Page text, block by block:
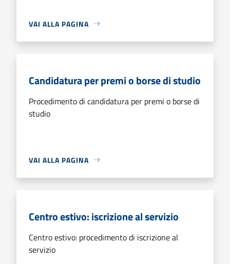
VAI ALLA PAGINA
Candidatura per premi o borse di studio
Procedimento di candidatura per premi o borse di
studio
VAI ALLA PAGINA
Centro estivo: iscrizione al servizio
Centro estivo: procedimento di iscrizione al
servizio